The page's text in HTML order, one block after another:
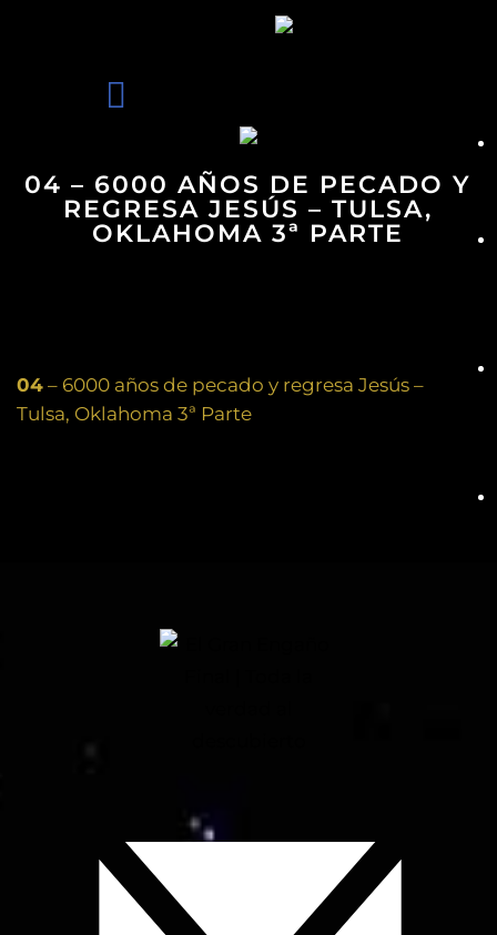
04 – 6000 AÑOS DE PECADO Y
REGRESA JESÚS – TULSA,
OKLAHOMA 3ª PARTE
04 – 6000 años de pecado y regresa Jesús –
Tulsa, Oklahoma 3ª Parte